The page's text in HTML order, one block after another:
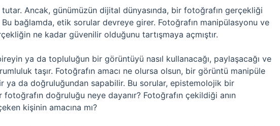
tutar. Ancak, günümüzün dijital dünyasında, bir fotoğrafın gerçekliği
bağlamda, etik sorular devreye girer. Fotoğrafın manipülasyonu ve
ne kadar güvenilir olduğunu tartışmaya açmıştır.
ya da topluluğun bir görüntüyü nasıl kullanacağı, paylaşacağı ve
taşır. Fotoğrafın amacı ne olursa olsun, bir görüntü manipüle
ya da doğruluğundan sapabilir. Bu sorular, epistemolojik bir
doğruluğu neye dayanır? Fotoğrafın çekildiği anın
kişinin amacına mı?